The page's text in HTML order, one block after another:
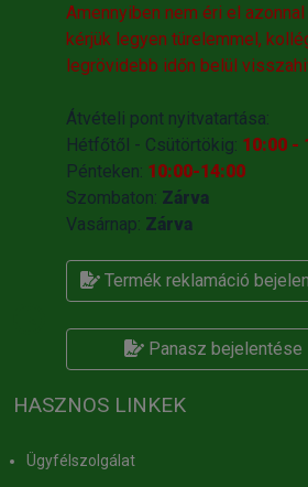
Amennyiben nem éri el
kérjük legyen türelemmel,
legrövidebb időn belül
Átvételi pont nyitvatartása:
Hétfőtől - Csütörtökig: 10:00 -
Pénteken: 10:00-14:00
Szombaton: Zárva
Vasárnap: Zárva
Termék reklamáció
Panasz bejelentése
HASZNOS LINKEK
Ügyfélszolgálat